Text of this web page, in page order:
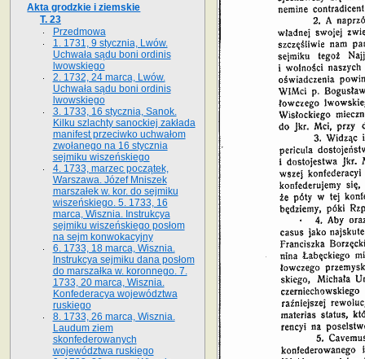
Akta grodzkie i ziemskie
T. 23
Przedmowa
1. 1731, 9 stycznia, Lwów.
Uchwała sądu boni ordinis
lwowskiego
2. 1732, 24 marca, Lwów.
Uchwała sądu boni ordinis
lwowskiego
3. 1733, 16 stycznia, Sanok.
Kilku szlachty sanockiej zakłada
manifest przeciwko uchwałom
zwołanego na 16 stycz­nia
sejmiku wiszeńskiego
4. 1733, marzec początek,
Warszawa. Józef Mniszek
marszałek w. kor. do sejmiku
wiszeńskiego. 5. 1733, 16
marca, Wisznia. Instrukcya
sejmiku wiszeńskiego posłom
na sejm konwokacyjny
6. 1733, 18 marca, Wisznia.
Instrukcya sejmiku dana posłom
do marszałka w. koronnego. 7.
1733, 20 marca, Wisznia.
Konfederacya województwa
ruskiego
8. 1733, 26 marca, Wisznia.
Laudum ziem
skonfederowanych
województwa ruskiego